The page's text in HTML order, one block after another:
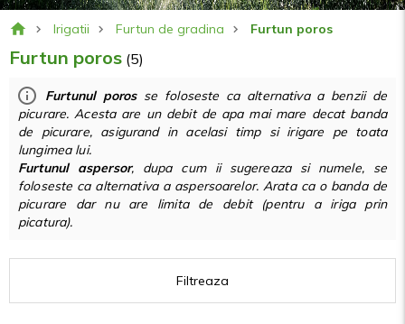
Irigatii Furtun de gradina Furtun poros
Furtun poros (5)
Furtunul porosse foloseste ca alternativa a benzii de
picurare. Acesta are un debit de apa mai mare decat banda
de picurare, asigurand in acelasi timp si irigare pe toata
lungimea lui.
Furtunul aspersor, dupa cum ii sugereaza si numele, se
foloseste ca alternativa a aspersoarelor. Arata ca o banda de
picurare dar nu are limita de debit (pentru a iriga prin
picatura).
Filtreaza